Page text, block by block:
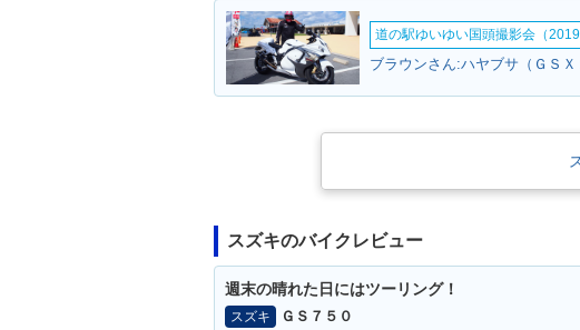
道の駅ゆいゆい国頭撮影会（2019
スズキのバイクレビュー
週末の晴れた日にはツーリング！
スズキ
ＧＳ７５０